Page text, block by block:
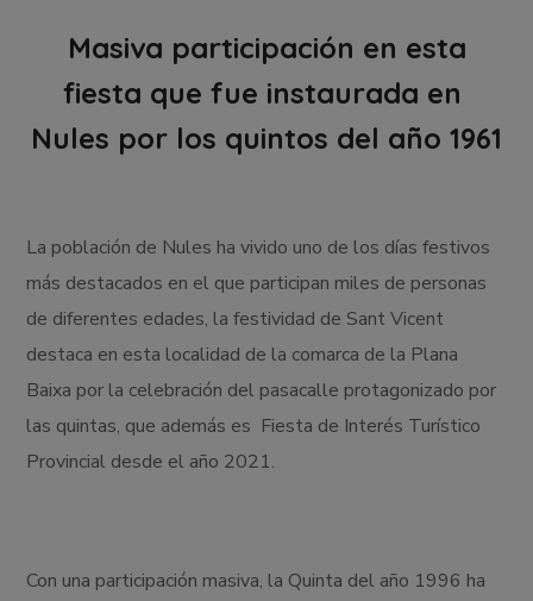
Masiva participación en esta
fiesta que fue instaurada en
Nules por los quintos del año 1961
La población de Nules ha vivido uno de los días festivos
más destacados en el que participan miles de personas
de diferentes edades, la festividad de Sant Vicent
destaca en esta localidad de la comarca de la Plana
Baixa por la celebración del pasacalle protagonizado por
las quintas, que además es Fiesta de Interés Turístico
Provincial desde el año 2021.
Con una participación masiva, la Quinta del año 1996 ha